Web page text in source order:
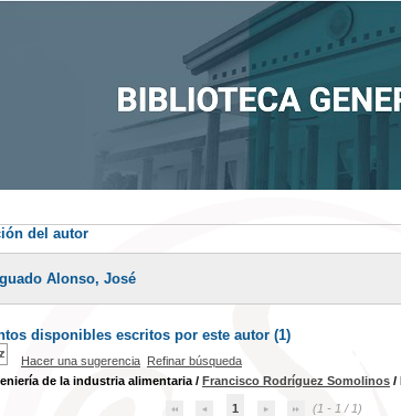
del autor
Alonso, José
disponibles escritos por este autor (1)
Hacer una sugerencia Refinar búsqueda
de la industria alimentaria / Francisco Rodríguez Somolinos /
1 (1 - 1 / 1)